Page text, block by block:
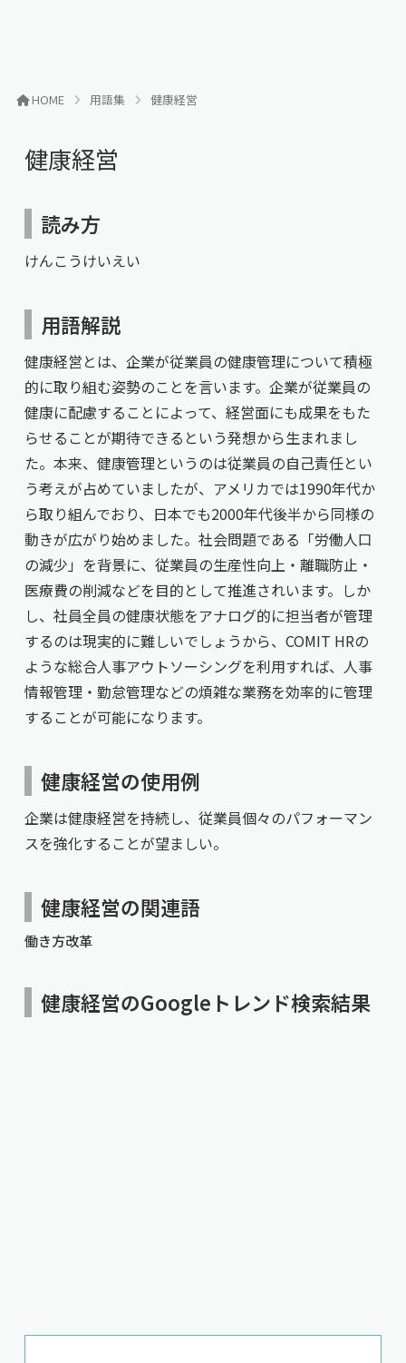
HOME 用語集 健康経営
健康経営
読み方
けんこうけいえい
用語解説
健康経営とは、企業が従業員の健康管理について積極
的に取り組む姿勢のことを言います。企業が従業員の
健康に配慮することによって、経営面にも成果をもた
らせることが期待できるという発想から生まれまし
た。本来、健康管理というのは従業員の自己責任とい
う考えが占めていましたが、アメリカでは1990年代か
ら取り組んでおり、日本でも2000年代後半から同様の
動きが広がり始めました。社会問題である「労働人口
の減少」を背景に、従業員の生産性向上・離職防止・
医療費の削減などを目的として推進されいます。しか
し、社員全員の健康状態をアナログ的に担当者が管理
するのは現実的に難しいでしょうから、COMIT HRの
ような総合人事アウトソーシングを利用すれば、人事
情報管理・勤怠管理などの煩雑な業務を効率的に管理
することが可能になります。
健康経営の使用例
企業は健康経営を持続し、従業員個々のパフォーマン
スを強化することが望ましい。
健康経営の関連語
働き方改革
健康経営のGoogleトレンド検索結果